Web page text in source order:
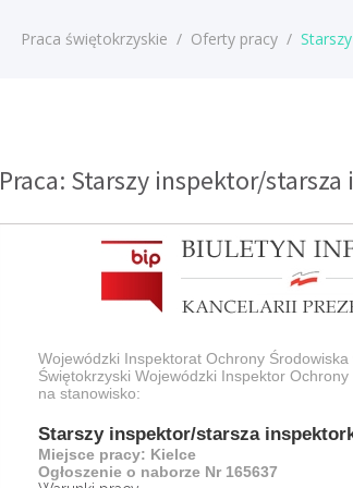
Praca świętokrzyskie / Oferty pracy/
Praca: Starszy inspektor/
Wojewódzki Inspektorat Ochrony Środowiska
Świętokrzyski Wojewódzki Inspektor
na stanowisko:
Starszy inspektor/starsza
Miejsce pracy: Kielce
Ogłoszenie o naborze Nr 165637